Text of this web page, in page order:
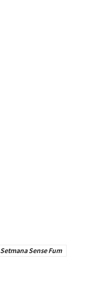
Setmana Sense Fum